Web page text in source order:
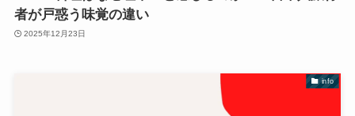
者が戸惑う味覚の違い
2025年12月23日
info